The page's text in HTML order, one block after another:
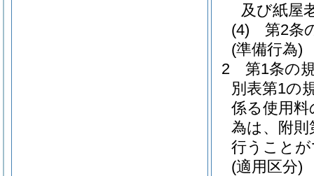
及び紙屋
(4)
第2条
(準備行為)
2
第1条の
別表第1の
係る使用
為は、附
行うこと
(適用区分)